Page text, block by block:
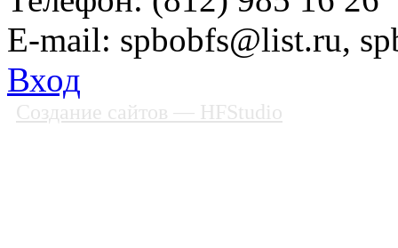
E-mail: spbobfs@list.ru,
Вход
Создание сайтов — HFStudio